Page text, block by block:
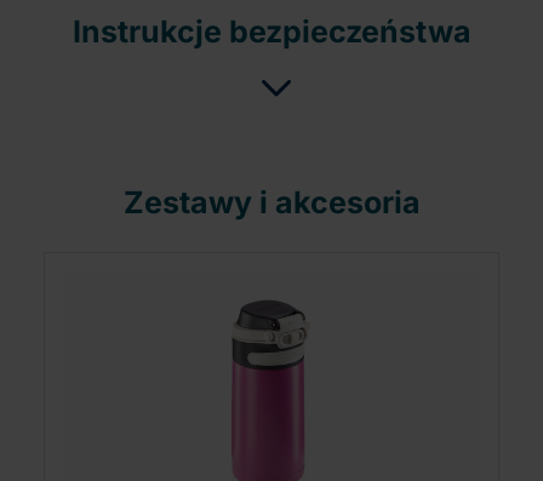
Instrukcje bezpieczeństwa
Zestawy i akcesoria